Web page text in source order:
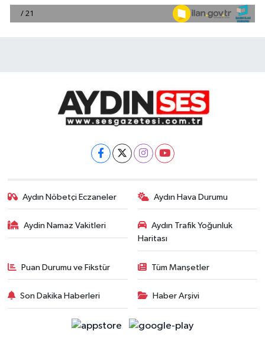
Aydın Nöbetçi Eczaneler Aydın Hava Durumu
Aydin Namaz Vakitleri
Aydın Trafik Yoğunluk
Haritası
Puan Durumu ve Fikstür Tüm Manşetler
Son Dakika Haberleri Haber Arşivi